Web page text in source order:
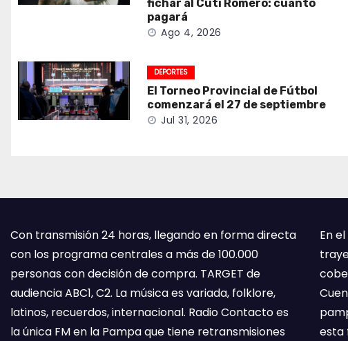
fichar al Cuti Romero: cuánto
pagará
Ago 4, 2026
DEPORTES
El Torneo Provincial de Fútbol
comenzará el 27 de septiembre
Jul 31, 2026
Con transmisión 24 horas, llegando en forma directa
con los programa centrales a más de 100.000
personas con decisión de compra. TARGET de
audiencia ABC1, C2. La música es variada, folklore,
latinos, recuerdos, internacional. Radio Contacto es
la única FM en la Pampa que tiene retransmisiones
En
esta